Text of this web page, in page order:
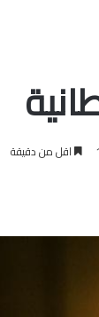
اقل من دقيقة